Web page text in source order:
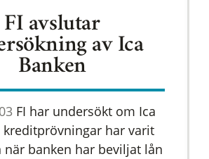
FI avslutar
av Ica
Banken
FI har undersökt om Ica
kreditprövningar har varit
banken har beviljat lån